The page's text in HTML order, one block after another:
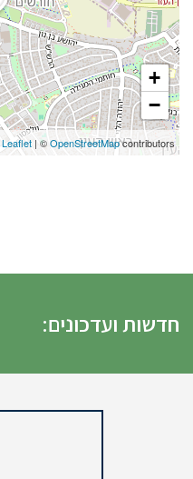
+
−
Leaflet | ©OpenStreetMapcontributors
חדשות ועדכונים: